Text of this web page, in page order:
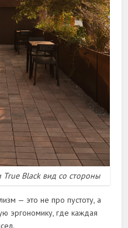
True Black вид со стороны
— это не про пустоту, а
эргономику, где каждая